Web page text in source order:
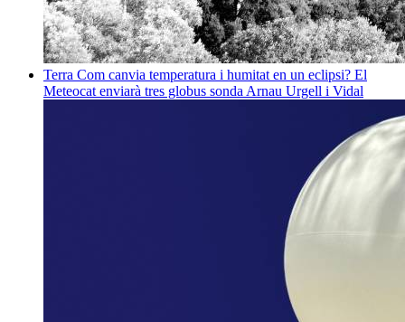
Terra Com canvia temperatura i humitat en un eclipsi? El
Meteocat enviarà tres globus sonda Arnau Urgell i Vidal